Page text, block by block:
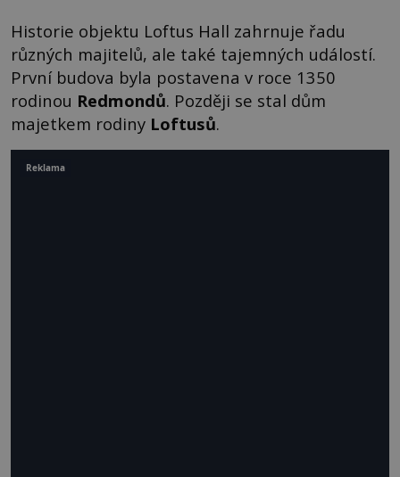
Historie objektu Loftus Hall zahrnuje řadu
různých majitelů, ale také tajemných událostí.
První budova byla postavena v roce 1350
rodinou Redmondů. Později se stal dům
majetkem rodiny Loftusů.
Reklama